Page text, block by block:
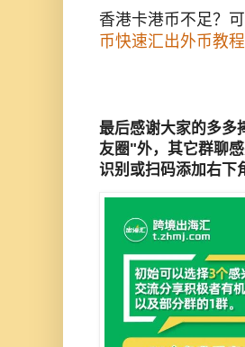
香港卡港币不足？
币快速汇出外币教
最后感谢大家的多
友圈"外，其它群聊
识别或扫码添加右下